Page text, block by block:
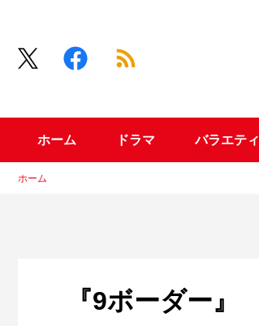
ホーム ドラマ バラエティ
ホーム
『9ボーダー』